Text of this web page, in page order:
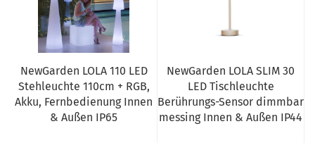
NewGarden LOLA 110 LED
Stehleuchte 110cm + RGB,
Akku, Fernbedienung Innen
& Außen IP65
NewGarden LOLA SLIM 30
LED Tischleuchte
Berührungs-Sensor dimmbar
messing Innen & Außen IP44